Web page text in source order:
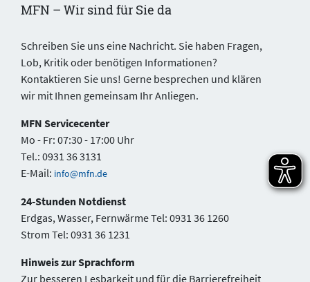
MFN – Wir sind für Sie da
Schreiben Sie uns eine Nachricht. Sie haben Fragen,
Lob, Kritik oder benötigen Informationen?
Kontaktieren Sie uns! Gerne besprechen und klären
wir mit Ihnen gemeinsam Ihr Anliegen.
MFN Servicecenter
Mo - Fr: 07:30 - 17:00 Uhr
Tel.: 0931 36 3131
E-Mail: info@mfn.de
24-Stunden Notdienst
Erdgas, Wasser, Fernwärme Tel: 0931 36 1260
Strom Tel: 0931 36 1231
Hinweis zur Sprachform
Zur besseren Lesbarkeit und für die Barrierefreiheit